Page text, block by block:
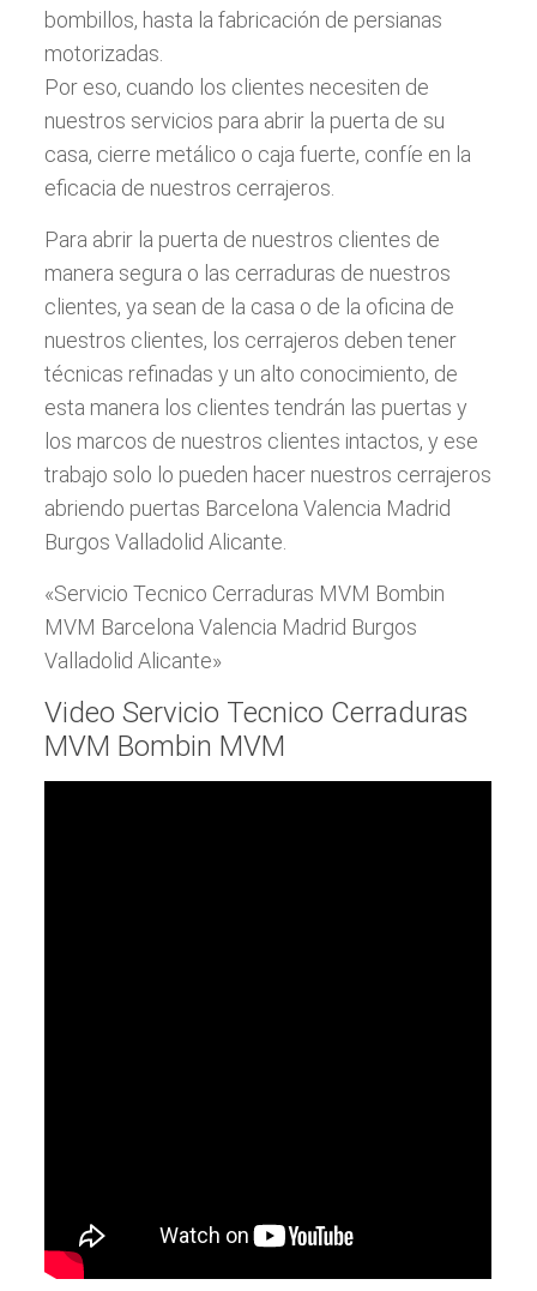
bombillos, hasta la fabricación de persianas
motorizadas.
Por eso, cuando los clientes necesiten de
nuestros servicios para abrir la puerta de su
casa, cierre metálico o caja fuerte, confíe en la
eficacia de nuestros cerrajeros.
Para abrir la puerta de nuestros clientes de
manera segura o las cerraduras de nuestros
clientes, ya sean de la casa o de la oficina de
nuestros clientes, los cerrajeros deben tener
técnicas refinadas y un alto conocimiento, de
esta manera los clientes tendrán las puertas y
los marcos de nuestros clientes intactos, y ese
trabajo solo lo pueden hacer nuestros cerrajeros
abriendo puertas Barcelona Valencia Madrid
Burgos Valladolid Alicante.
«Servicio Tecnico Cerraduras MVM Bombin
MVM Barcelona Valencia Madrid Burgos
Valladolid Alicante»
Video Servicio Tecnico Cerraduras
MVM Bombin MVM